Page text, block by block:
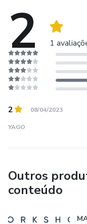
aplique essas lições
2 1
2 08/04/2023
YAGO
Outros
conteúdo